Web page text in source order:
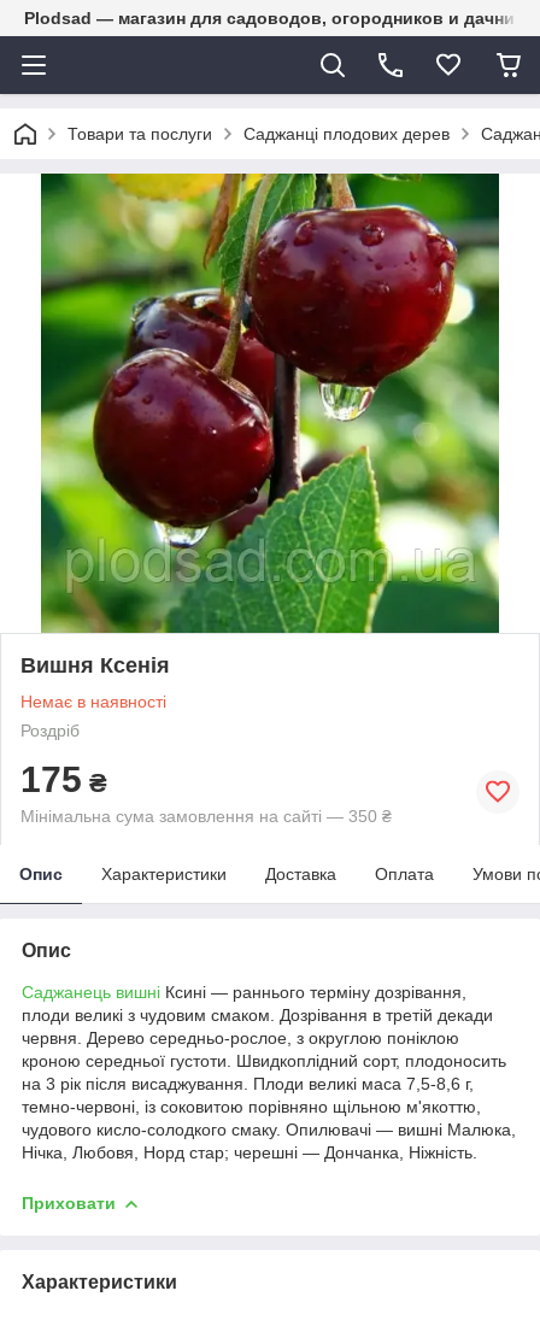
Plodsad — магазин для садоводов, огородников и
Товари та послуги Саджанці плодових дерев
Вишня Ксенія
Немає в наявності
Роздріб
175 ₴
Мінімальна сума замовлення на сайті — 350 ₴
Опис Характеристики Доставка Оплата Умови
Опис
Саджанець вишні Ксині — раннього терміну дозрівання,
плоди великі з чудовим смаком. Дозрівання в третій декади
червня. Дерево середньо-рослое, з округлою поніклою
кроною середньої густоти. Швидкоплідний сорт, плодоносить
на 3 рік після висаджування. Плоди великі маса 7,5-8,6 г,
темно-червоні, із соковитою порівняно щільною м'якоттю,
чудового кисло-солодкого смаку. Опилювачі — вишні Малюка,
Нічка, Любовя, Норд стар; черешні — Дончанка, Ніжність.
Приховати
Характеристики